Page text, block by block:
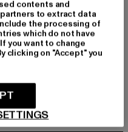
gmbh.de
| DE
contents and
to extract data
the processing of
which do not have
you want to change
clicking on "Accept" you